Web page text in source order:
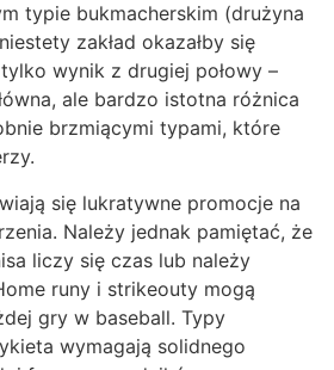
typie bukmacherskim (drużyna
zakład okazałby się
wynik z drugiej połowy –
ale bardzo istotna różnica
brzmiącymi typami, które
się lukratywne promocje na
Należy jednak pamiętać, że
liczy się czas lub należy
runy i strikeouty mogą
gry w baseball. Typy
wymagają solidnego